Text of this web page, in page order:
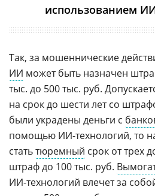
использованием
Так, за мошеннические
ИИ может быть назначен
тыс. до 500 тыс. руб.
на срок до шести лет со
были украдены деньги с
помощью ИИ-технологий, то
статьтюремный срок от трех
штраф до 100 тыс. руб.
ИИ-технологий влечет за